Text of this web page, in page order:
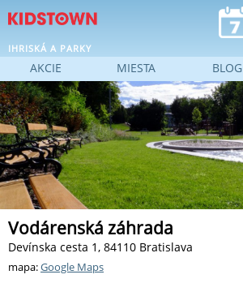
Jump to navigation
IHRISKÁ A PARKY
Vodárenská záhrada
Devínska cesta 1, 84110 Bratislava
mapa:Google Maps
AKCIE MIESTA BLOG